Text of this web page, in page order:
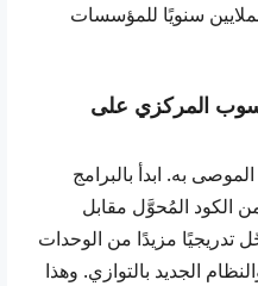
سنويًا للمؤسسات
المركزي على
به. ابدأ بالبرامج
الكود المُحوَّل مقابل
مزيدًا من الوحدات
الجديد بالتوازي. وهذا